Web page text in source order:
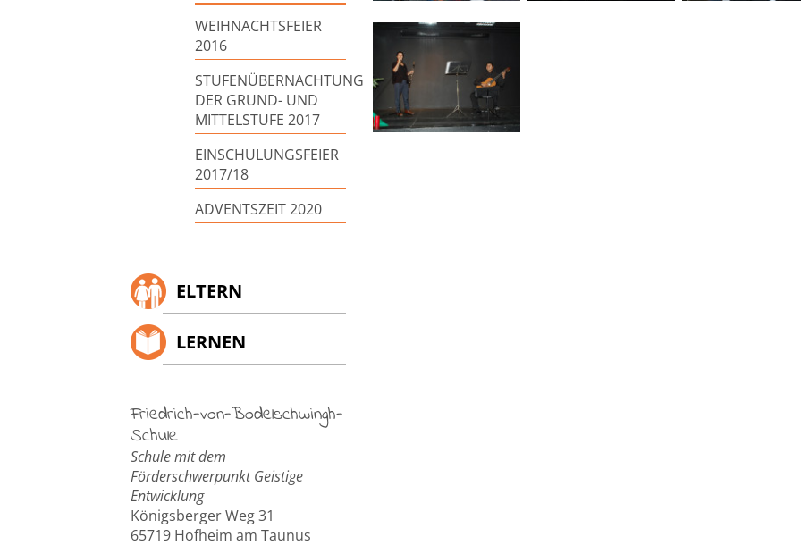
WEIHNACHTSFEIER
2016
STUFENÜBERNACHTUNG
DER GRUND- UND
MITTELSTUFE 2017
EINSCHULUNGSFEIER
2017/18
ADVENTSZEIT 2020
ELTERN
LERNEN
Friedrich-von-Bodelschwingh-
Schule
Schule mit dem
Förderschwerpunkt Geistige
Entwicklung
Königsberger Weg 31
65719 Hofheim am Taunus